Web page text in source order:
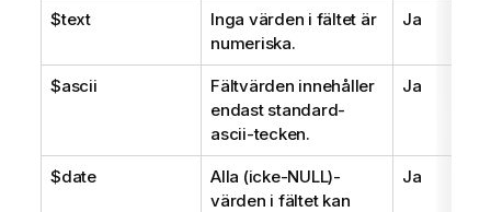
$text
Inga värden i fältet är
numeriska.
Ja
$ascii
Fältvärden innehåller
endast standard-
ascii-tecken.
Ja
$date Alla (icke-NULL)-
värden i fältet kan
Ja